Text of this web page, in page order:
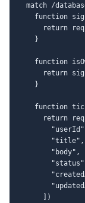
match /
function
return
    }
function
return
    }
function
return
        "title",
        "body",
      ])